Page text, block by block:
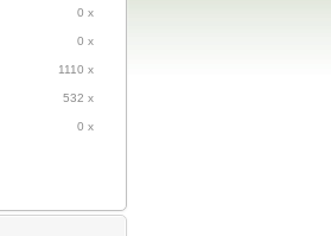
0 x
0 x
1110 x
532 x
0 x